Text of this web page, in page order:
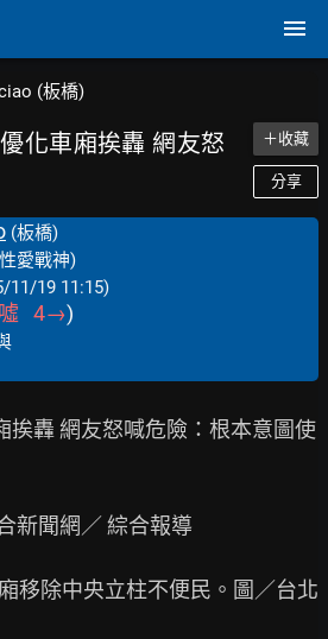
(板橋)
化車廂挨轟 網友怒
＋收藏
分享
(板橋)
愛戰神)
11/19 11:15)
噓 4→)
挨轟 網友怒喊危險：根本意圖使
新聞網／ 綜合報導
移除中央立柱不便民。圖／台北